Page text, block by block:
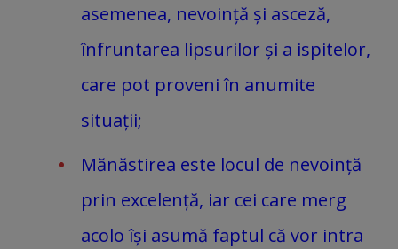
asemenea, nevoință și asceză,
înfruntarea lipsurilor și a ispitelor,
care pot proveni în anumite
situații;
Mănăstirea este locul de nevoință
prin excelență, iar cei care merg
acolo își asumă faptul că vor intra